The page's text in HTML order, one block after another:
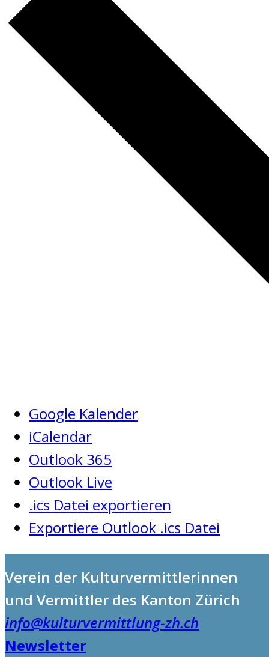
Google Kalender
iCalendar
Outlook 365
Outlook Live
.ics Datei exportieren
Exportiere Outlook .ics Datei
Verein der Kulturvermittlerinnen
und Vermittler des Kanton Zürich
info@kulturvermittlung-zh.ch
Newsletter